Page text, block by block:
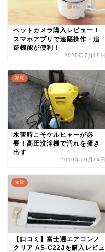
ペットカメラ購入レビュー！
スマホアプリで遠隔操作・追
跡機能が便利！
2020年7月19日
家電
水害時こそケルヒャーが必
要！高圧洗浄機で汚れを掻き
出す
2019年10月14日
家電
【口コミ】富士通エアコンノ
クリア AS-C22Jを購入レビュ